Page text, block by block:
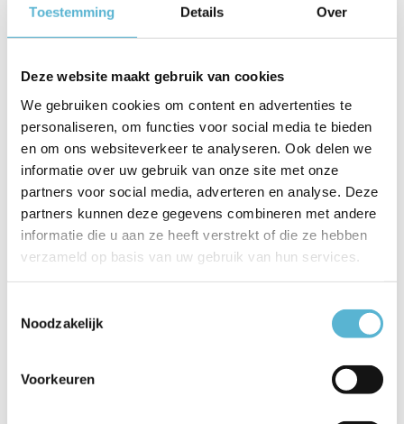
Toestemming Details Over
Deze website maakt gebruik van cookies
We gebruiken cookies om content en advertenties te
personaliseren, om functies voor social media te bieden
en om ons websiteverkeer te analyseren. Ook delen we
informatie over uw gebruik van onze site met onze
partners voor social media, adverteren en analyse. Deze
partners kunnen deze gegevens combineren met andere
informatie die u aan ze heeft verstrekt of die ze hebben
verzameld op basis van uw gebruik van hun services.
Noodzakelijk
Voorkeuren
Artikelnummer PL1521C
Leverancier Freelight
Breedte 8 cm
Toon meer
Vergelijk Delen
Gerelateerde artikelen:
3,8 W...
GU10 400...